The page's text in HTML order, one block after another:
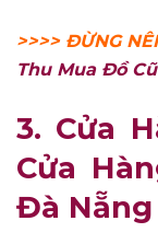
>>>> ĐỪNG
Thu Mua Đồ
3. Cửa
Cửa
Đà Nẵng